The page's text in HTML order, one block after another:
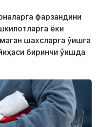
фарзандини
ёки
шахсларга ўқишга
биринчи ўқишда